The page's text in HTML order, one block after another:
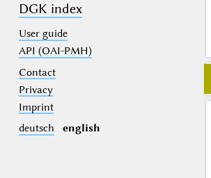
DGK index
User guide
API (OAI-PMH)
Contact
Privacy
Imprint
deutsch
english